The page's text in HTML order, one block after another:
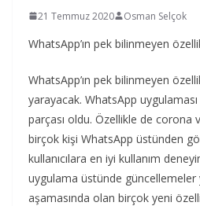
21 Temmuz 2020 Osman Selçok
WhatsApp’ın pek bilinmeyen
WhatsApp’ın pek bilinmeyen
yarayacak. WhatsApp uygulaması
parçası oldu. Özellikle de corona
birçok kişi WhatsApp üstünden
kullanıcılara en iyi kullanım
uygulama üstünde güncellemeler
aşamasında olan birçok yeni